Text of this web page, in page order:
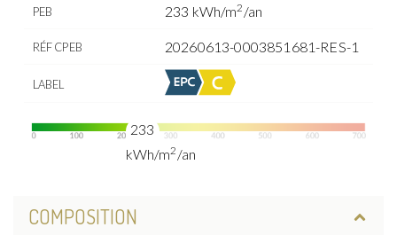
PEB 233 kWh/m2 /an
RÉF CPEB 20260613-0003851681-RES-1
LABEL
233
kWh/m2 /an
COMPOSITION